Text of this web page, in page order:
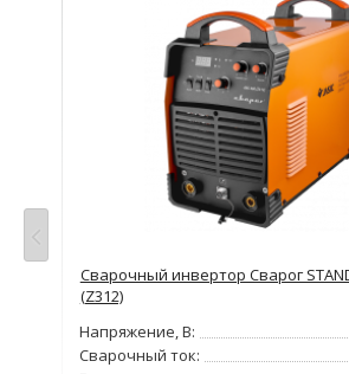
Сварочный инвертор Сварог
(Z312)
Напряжение, В:
Сварочный ток: